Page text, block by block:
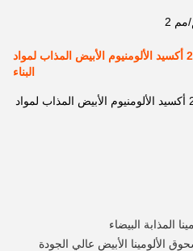
صلابة صغيرة 2100-2150kg/Mm2 أكسيد الألومنيوم الأبيض المذاب لمواد
البناء
صلابة صغيرة 2100-2150kg/mm2 أكسيد الألومنيوم الأبيض المذاب لمواد
المذابة البيضاء
الألومينا الأبيض عالي الجودة